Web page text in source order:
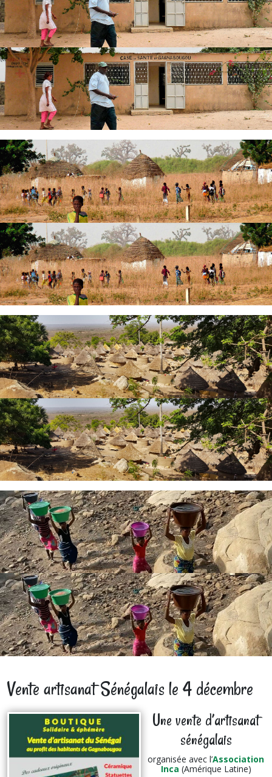
Vente artisanat Sénégalais le 4 décembre
Une vente d’artisanat
sénégalais
organisée avec l’Association
Inca (Amérique Latine)